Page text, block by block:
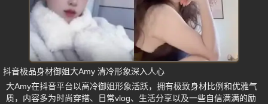
抖音极品身材御姐大Amy 清冷形象深入人心
大Amy在抖音平台以高冷御姐形象活跃，拥有极致身材比例和优雅气
质，内容多为时尚穿搭、日常vlog、生活分享以及一些自信满满的励